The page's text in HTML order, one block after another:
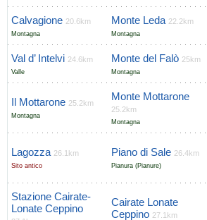
Calvagione 20.6km
Montagna
Monte Leda 22.2km
Montagna
Val d’ Intelvi 24.6km
Valle
Monte del Falò 25km
Montagna
Il Mottarone 25.2km
Montagna
Monte Mottarone
25.2km
Montagna
Lagozza 26.1km
Sito antico
Piano di Sale 26.4km
Pianura (Pianure)
Stazione Cairate-
Lonate Ceppino
Cairate Lonate
Ceppino 27.1km